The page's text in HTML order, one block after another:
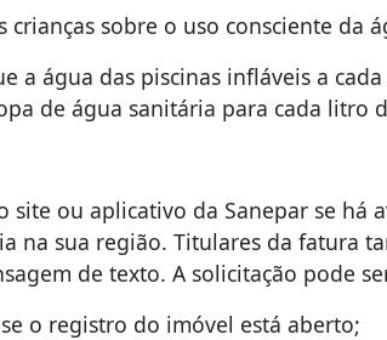
crianças sobre o uso consciente da
a água das piscinas infláveis a
de água sanitária para cada litro
site ou aplicativo da Sanepar se há
na sua região. Titulares da fatura
de texto. A solicitação pode
o registro do imóvel está aberto;